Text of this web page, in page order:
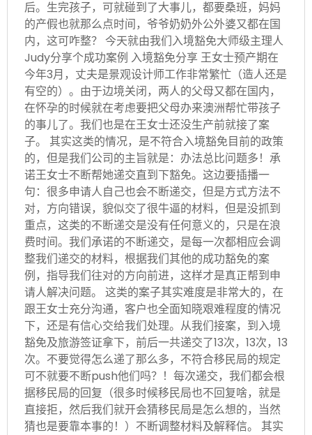
后。生完孩子，可就碰到了大事儿，都要桑班，妈妈
的产假也就那么点时间，爷爷奶奶外公外婆又都在国
内，这可咋整？ 今天就由我们入境豁免大师级主理人
Judy分享个成功案例 入境豁免分享 王女士预产期在
今年3月，丈夫是景观设计师工作非常繁忙（造人还是
有空的）。由于边境关闭，两人的父母又都在国内，
在怀孕的时候就在考虑要把父母办来澳洲帮忙带孩子
的事儿了。我们也是在王女士还没生产前就接了案
子。 其实这类的情况，是不符合入境豁免目前的政策
的，但是我们公司的主旨就是：办法总比问题多！承
诺王女士不断帮她递交直到下豁免。这边要插播一
句：很多申请人自己也会不断递交，但是方式方法不
对，方向错误，貌似交了很牛逼的材料，但是没抓到
重点，这类的不断递交是没有任何意义的，只是在浪
费时间。我们承诺的不断递交，是每一次都相应会调
整我们递交的材料，根据我们其他的成功豁免的案
例，指导我们往对的方向前进，这样才是真正帮到申
请人解决问题。 这类的案子其实难度是非常大的，在
跟王女士充分沟通，客户也全面知晓艰难程度的情况
下，还是有信心交给我们处理。从我们接案，到入境
豁免及旅游签证拿下，前后一共递交了13次，13次，13
次。不要觉得怎么递了那么多，不符合移民局的规定
可不就要不断push他们吗？！每次递交，我们都会根
据移民局的回复（很多时候移民局也不回复啥，就是
直接拒，然后我们就开会猜移民局是怎么想的，当然
猜也是要靠本事的！）不断调整材料及解释信。 其实